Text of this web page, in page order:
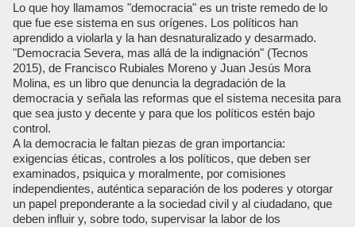
Lo que hoy llamamos "democracia" es un triste remedo de lo
que fue ese sistema en sus orígenes. Los políticos han
aprendido a violarla y la han desnaturalizado y desarmado.
"Democracia Severa, mas allá de la indignación" (Tecnos
2015), de Francisco Rubiales Moreno y Juan Jesús Mora
Molina, es un libro que denuncia la degradación de la
democracia y señala las reformas que el sistema necesita para
que sea justo y decente y para que los políticos estén bajo
control.
A la democracia le faltan piezas de gran importancia:
exigencias éticas, controles a los políticos, que deben ser
examinados, psiquica y moralmente, por comisiones
independientes, auténtica separación de los poderes y otorgar
un papel preponderante a la sociedad civil y al ciudadano, que
deben influir y, sobre todo, supervisar la labor de los